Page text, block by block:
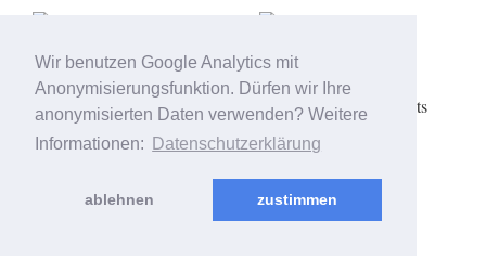
Wir benutzen Google Analytics mit
Anonymisierungsfunktion. Dürfen wir Ihre
anonymisierten Daten verwenden? Weitere
Informationen:
Datenschutzerklärung
ablehnen zustimmen
© 2006 - 2026 created & supported byOBDesign - Oliver
Brinker- Copyright 2006 - 2026 - Anne Vischer - All rights